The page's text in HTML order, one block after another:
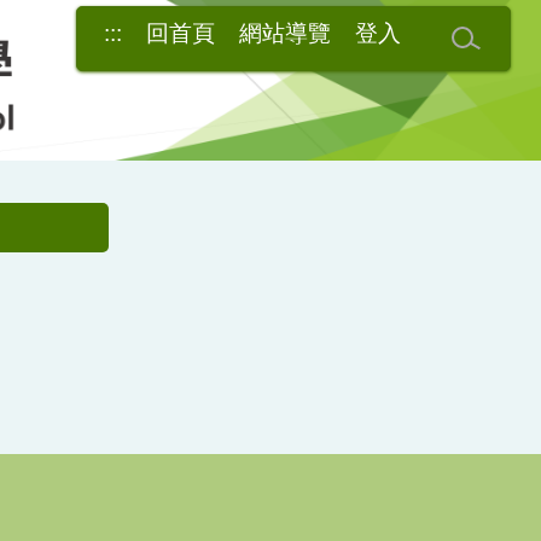
::: 回首頁 網站導覽 登入